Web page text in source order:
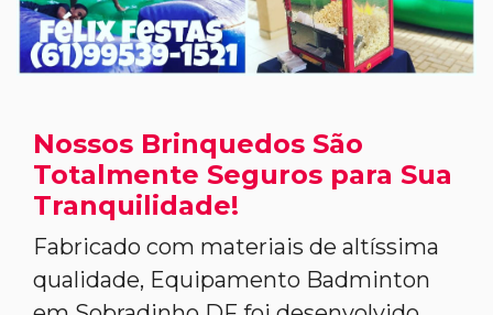
Nossos Brinquedos São
Totalmente Seguros para Sua
Tranquilidade!
Fabricado com materiais de altíssima
qualidade, Equipamento Badminton